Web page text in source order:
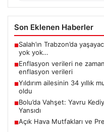
Son Eklenen Haberler
■Salah’ın Trabzon’da
yok yok…
■Enflasyon verileri ne
enflasyon verileri
■Yıldırım ailesinin 34 yıllık
oldu
■Bolu’da Vahşet: Yavru
Yansıdı
■Açık Hava Mutfakları ve